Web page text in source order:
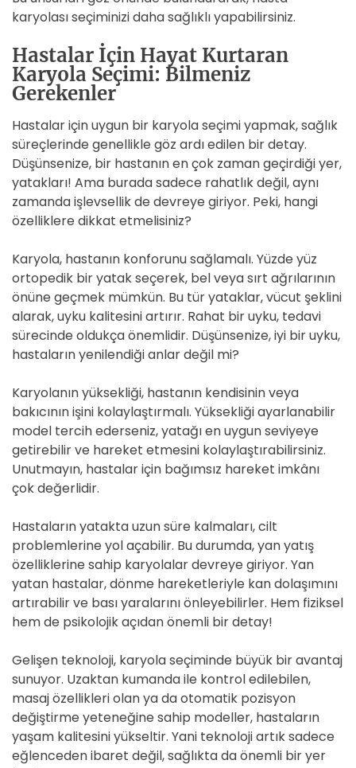
karyolası seçiminizi daha sağlıklı yapabilirsiniz.
Hastalar İçin Hayat Kurtaran
Karyola Seçimi: Bilmeniz
Gerekenler
Hastalar için uygun bir karyola seçimi yapmak, sağlık
süreçlerinde genellikle göz ardı edilen bir detay.
Düşünsenize, bir hastanın en çok zaman geçirdiği yer,
yatakları! Ama burada sadece rahatlık değil, aynı
zamanda işlevsellik de devreye giriyor. Peki, hangi
özelliklere dikkat etmelisiniz?
Karyola, hastanın konforunu sağlamalı. Yüzde yüz
ortopedik bir yatak seçerek, bel veya sırt ağrılarının
önüne geçmek mümkün. Bu tür yataklar, vücut şeklini
alarak, uyku kalitesini artırır. Rahat bir uyku, tedavi
sürecinde oldukça önemlidir. Düşünsenize, iyi bir uyku,
hastaların yenilendiği anlar değil mi?
Karyolanın yüksekliği, hastanın kendisinin veya
bakıcının işini kolaylaştırmalı. Yüksekliği ayarlanabilir
model tercih ederseniz, yatağı en uygun seviyeye
getirebilir ve hareket etmesini kolaylaştırabilirsiniz.
Unutmayın, hastalar için bağımsız hareket imkânı
çok değerlidir.
Hastaların yatakta uzun süre kalmaları, cilt
problemlerine yol açabilir. Bu durumda, yan yatış
özelliklerine sahip karyolalar devreye giriyor. Yan
yatan hastalar, dönme hareketleriyle kan dolaşımını
artırabilir ve bası yaralarını önleyebilirler. Hem fiziksel
hem de psikolojik açıdan önemli bir detay!
Gelişen teknoloji, karyola seçiminde büyük bir avantaj
sunuyor. Uzaktan kumanda ile kontrol edilebilen,
masaj özellikleri olan ya da otomatik pozisyon
değiştirme yeteneğine sahip modeller, hastaların
yaşam kalitesini yükseltir. Yani teknoloji artık sadece
eğlenceden ibaret değil, sağlıkta da önemli bir yer